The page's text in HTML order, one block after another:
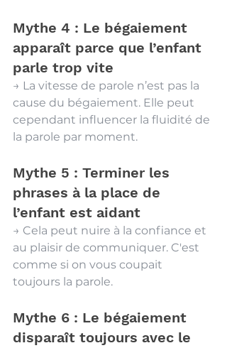
Mythe 4 : Le bégaiement
apparaît parce que l’enfant
parle trop vite
→ La vitesse de parole n’est pas la
cause du bégaiement. Elle peut
cependant influencer la fluidité de
la parole par moment.
Mythe 5 : Terminer les
phrases à la place de
l’enfant est aidant
→ Cela peut nuire à la confiance et
au plaisir de communiquer. C'est
comme si on vous coupait
toujours la parole.
Mythe 6 : Le bégaiement
disparaît toujours avec le